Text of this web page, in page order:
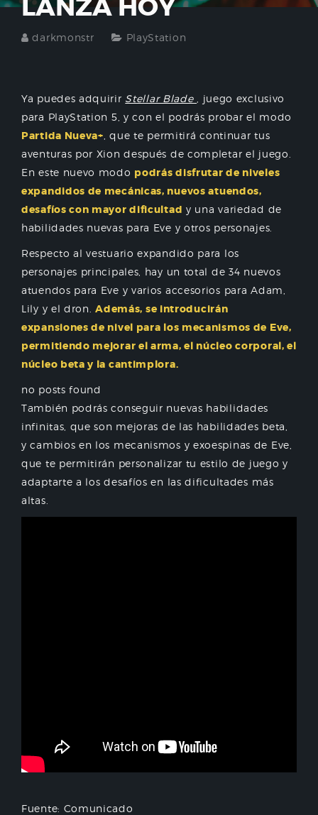
LANZA HOY
darkmonstr PlayStation
Ya puedes adquirir Stellar Blade
, juego exclusivo
para PlayStation 5, y con el podrás probar el modo
Partida Nueva+ , que te permitirá continuar tus
aventuras por Xion después de completar el juego.
En este nuevo modo podrás disfrutar de niveles
expandidos de mecánicas, nuevos atuendos,
desafíos con mayor dificultad y una variedad de
habilidades nuevas para Eve y otros personajes.
Respecto al vestuario expandido para los
personajes principales, hay un total de 34 nuevos
atuendos para Eve y varios accesorios para Adam,
Lily y el dron.Además, se introducirán
expansiones de nivel para los mecanismos de Eve,
permitiendo mejorar el arma, el núcleo corporal, el
núcleo beta y la cantimplora.
no posts found
También podrás conseguir nuevas habilidades
infinitas, que son mejoras de las habilidades beta,
y cambios en los mecanismos y exoespinas de Eve,
que te permitirán personalizar tu estilo de juego y
adaptarte a los desafíos en las dificultades más
altas.
Fuente: Comunicado